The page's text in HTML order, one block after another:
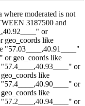
moderated is not
3187500 and
or
geo_coords like
"57.03____,40.91____"
or geo_coords like
or
like
or
like
or